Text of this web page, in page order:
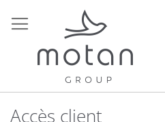
au
contenu
Accès client